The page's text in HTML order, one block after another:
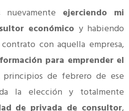
nuevamente ejerciendo mi
económico y habiendo
con aquella empresa,
para emprender el
de febrero de ese
la elección y totalmente